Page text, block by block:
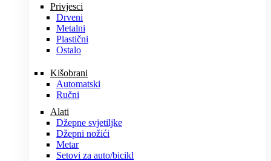
Privjesci
Drveni
Metalni
Plastični
Ostalo
Kišobrani
Automatski
Ručni
Alati
Džepne svjetiljke
Džepni nožići
Metar
Setovi za auto/bicikl